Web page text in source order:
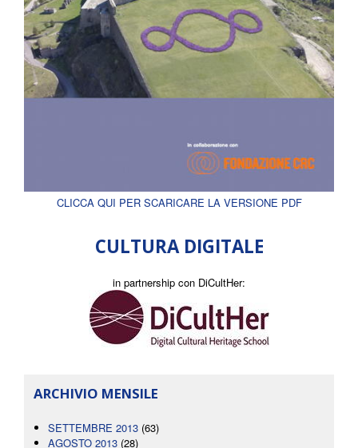
CLICCA QUI PER SCARICARE LA VERSIONE PDF
CULTURA DIGITALE
in partnership con DiCultHer:
ARCHIVIO MENSILE
SETTEMBRE 2013 (63)
AGOSTO 2013 (28)